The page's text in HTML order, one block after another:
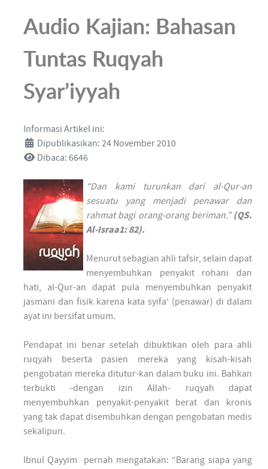
Audio Kajian: Bahasan
Tuntas Ruqyah
Syar’iyyah
Informasi Artikel ini:
Dipublikasikan: 24 November 2010
Dibaca: 6646
“Dan kami turunkan dari al-Qur-an
sesuatu yang menjadi penawar dan
rahmat bagi orang-orang beriman.” (QS.
Al-Israa1: 82).
Menurut sebagian ahli tafsir, selain dapat
menyembuhkan penyakit rohani dan
hati, al-Qur-an dapat pula menyembuhkan penyakit
jasmani dan fisik karena kata syifa’ (penawar) di dalam
ayat ini bersifat umum.
Pendapat ini benar setelah dibuktikan oleh para ahli
ruqyah beserta pasien mereka yang kisah-kisah
pengobatan mereka ditutur-kan dalam buku ini. Bahkan
terbukti -dengan izin Allah- ruqyah dapat
menyembuhkan penyakit-penyakit berat dan kronis
yang tak dapat disembuhkan dengan pengobatan medis
sekalipun.
Ibnul Qayyim pernah mengatakan: “Barang siapa yang